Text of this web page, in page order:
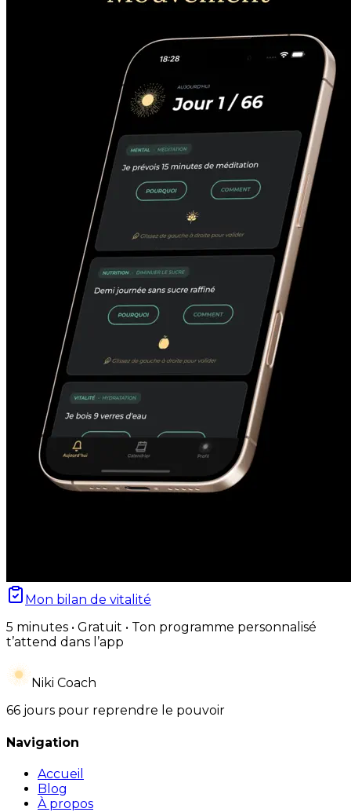
Mon bilan de vitalité
5 minutes • Gratuit • Ton programme personnalisé
t’attend dans l’app
Niki Coach
66 jours pour reprendre le pouvoir
Navigation
Accueil
Blog
À propos